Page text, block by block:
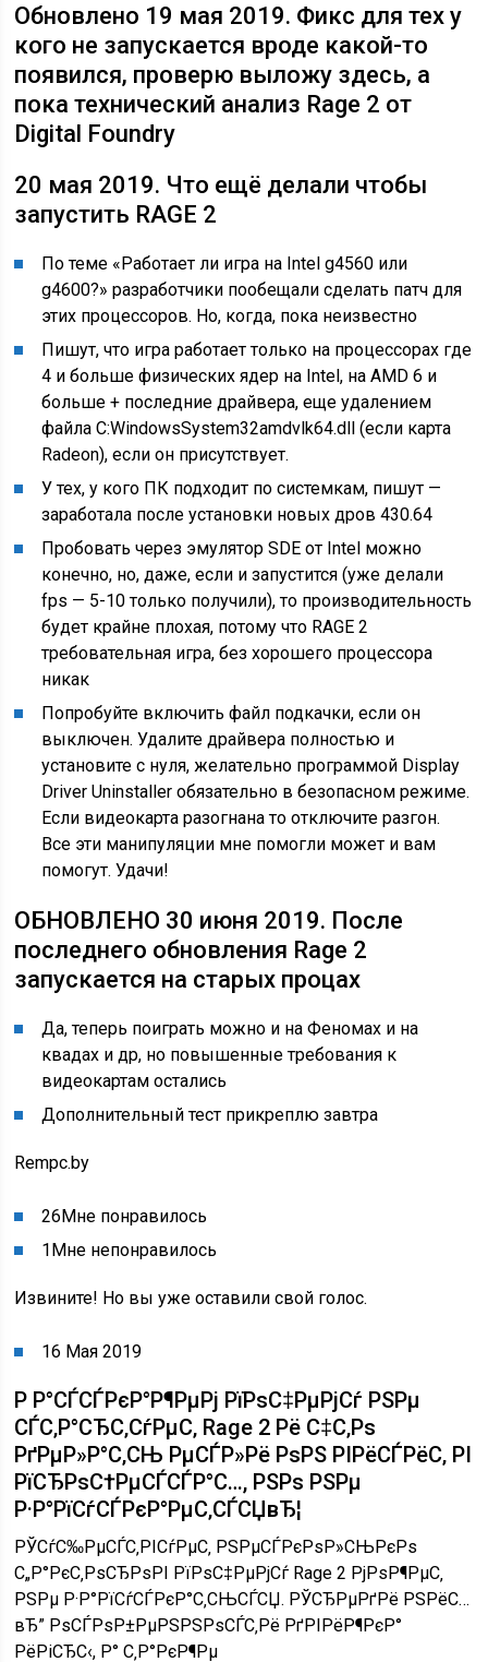
Обновлено 19 мая 2019. Фикс для тех у
кого не запускается вроде какой-то
появился, проверю выложу здесь, а
пока технический анализ Rage 2 от
Digital Foundry
20 мая 2019. Что ещё делали чтобы
запустить RAGE 2
По теме «Работает ли игра на Intel g4560 или
g4600?» разработчики пообещали сделать патч для
этих процессоров. Но, когда, пока неизвестно
Пишут, что игра работаеттолько на процессорах где
4 и больше физических ядер на Intel, на AMD 6 и
больше + последние драйвера, еще удалением
файла C:WindowsSystem32amdvlk64.dll (если карта
Radeon), если он присутствует.
У тех, у кого ПК подходит по системкам, пишут —
заработала после установки новых дров 430.64
Пробовать через эмулятор SDE от Intel можно
конечно, но, даже, если и запустится (уже делали
fps — 5-10 только получили), то производительность
будет крайне плохая, потому что RAGE 2
требовательная игра, без хорошего процессора
никак
Попробуйте включить файл подкачки, если он
выключен. Удалите драйвера полностью и
установите с нуля, желательно программой Display
Driver Uninstaller обязательно в безопасном режиме.
Если видеокарта разогнана то отключите разгон.
Все эти манипуляции мне помогли может и вам
помогут. Удачи!
ОБНОВЛЕНО 30 июня 2019. После
последнего обновления Rage 2
запускается на старых процах
Да, теперь поиграть можно и на Феномах и на
квадах и др, но повышенные требования к
видеокартам остались
Дополнительный тест прикреплю завтра
Rempc.by
26Мне понравилось
1Мне непонравилось
Извините! Но вы уже оставили свой голос.
16 Мая 2019
Р Р°СЃСЃРєР°Р¶РµРј РїРѕС‡РµРјСѓ РЅРµ
СЃС‚Р°СЂС‚СѓРµС‚ Rage 2 Рё С‡С‚Рѕ
РґРµР»Р°С‚СЊ РµСЃР»Рё РѕРЅ РІРёСЃРёС‚ РІ
РїСЂРѕС†РµСЃСЃР°С…, РЅРѕ РЅРµ
Р·Р°РїСѓСЃРєР°РµС‚СЃСЏвЂ¦
РЎСѓС‰РµСЃС‚РІСѓРµС‚ РЅРµСЃРєРѕР»СЊРєРѕ
С„Р°РєС‚РѕСЂРѕРІ РїРѕС‡РµРјСѓ Rage 2 РјРѕР¶РµС‚
РЅРµ Р·Р°РїСѓСЃРєР°С‚СЊСЃСЏ. РЎСЂРµРґРё РЅРёС…
вЂ” РѕСЃРѕР±РµРЅРЅРѕСЃС‚Рё РґРІРёР¶РєР°
РёРіСЂС‹, Р° С‚Р°РєР¶Рµ